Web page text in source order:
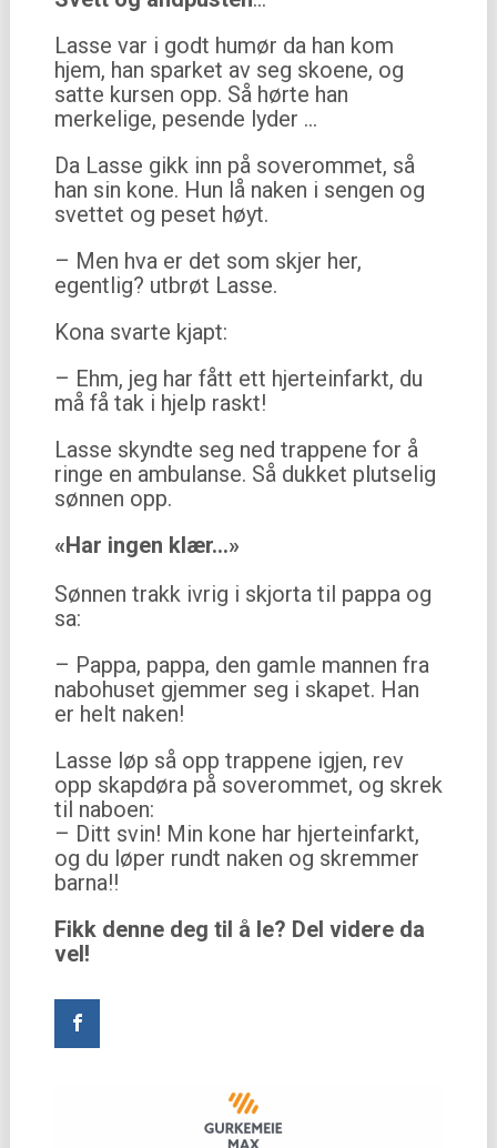
Lasse var i godt humør da han kom
hjem, han sparket av seg skoene, og
satte kursen opp. Så hørte han
merkelige, pesende lyder …
Da Lasse gikk inn på soverommet, så
han sin kone. Hun lå naken i sengen og
svettet og peset høyt.
– Men hva er det som skjer her,
egentlig? utbrøt Lasse.
Kona svarte kjapt:
– Ehm, jeg har fått ett hjerteinfarkt, du
må få tak i hjelp raskt!
Lasse skyndte seg ned trappene for å
ringe en ambulanse. Så dukket plutselig
sønnen opp.
«Har ingen klær…»
Sønnen trakk ivrig i skjorta til pappa og
sa:
– Pappa, pappa, den gamle mannen fra
nabohuset gjemmer seg i skapet. Han
er helt naken!
Lasse løp så opp trappene igjen, rev
opp skapdøra på soverommet, og skrek
til naboen:
– Ditt svin! Min kone har hjerteinfarkt,
og du løper rundt naken og skremmer
barna!!
Fikk denne deg til å le? Del videre da
vel!